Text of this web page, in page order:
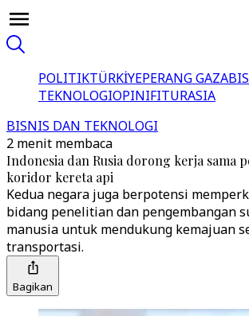
POLITIKTÜRKİYEPERANG GAZA
TEKNOLOGIOPINIFITURASIA
BISNIS DAN TEKNOLOGI
2 menit membaca
Indonesia dan Rusia dorong kerja sama
koridor kereta api
Kedua negara juga berpotensi
bidang penelitian dan pengembangan
manusia untuk mendukung kemajuan
transportasi.
Bagikan